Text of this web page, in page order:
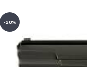
-28%